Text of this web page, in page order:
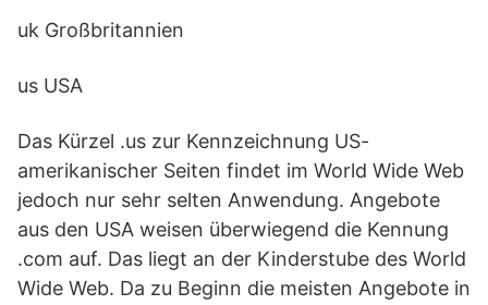
uk Großbritannien
us USA
Das Kürzel .us zur Kennzeichnung US-
amerikanischer Seiten findet im World Wide Web
jedoch nur sehr selten Anwendung. Angebote
aus den USA weisen überwiegend die Kennung
.com auf. Das liegt an der Kinderstube des World
Wide Web. Da zu Beginn die meisten Angebote in